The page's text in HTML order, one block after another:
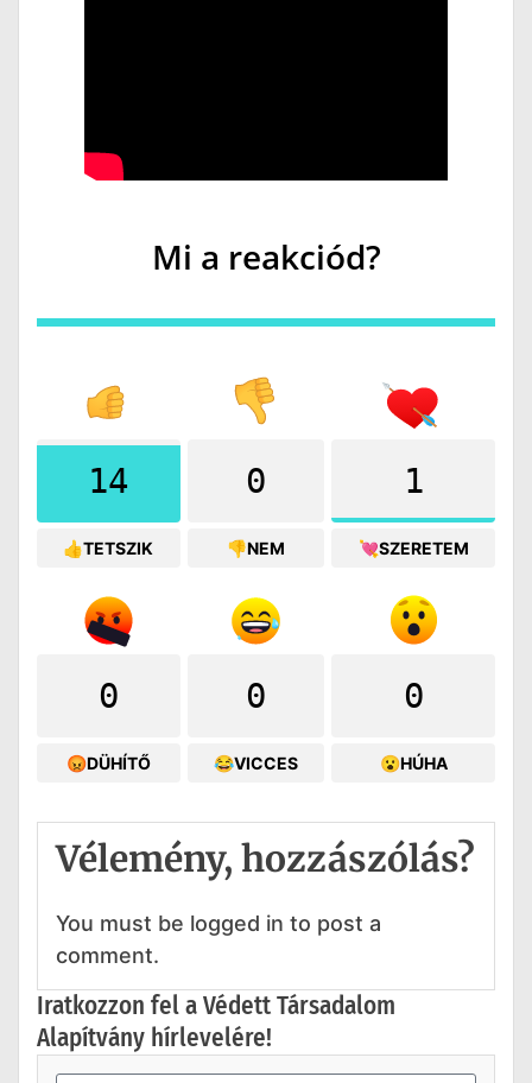
Mi a reakciód?
14
👍TETSZIK
0
👎NEM
1
💘SZERETEM
0
😡DÜHÍTŐ
0
😂VICCES
0
😮HÚHA
Vélemény, hozzászólás?
You must be logged in to post a
comment.
Iratkozzon fel a Védett Társadalom
Alapítvány hírlevelére!